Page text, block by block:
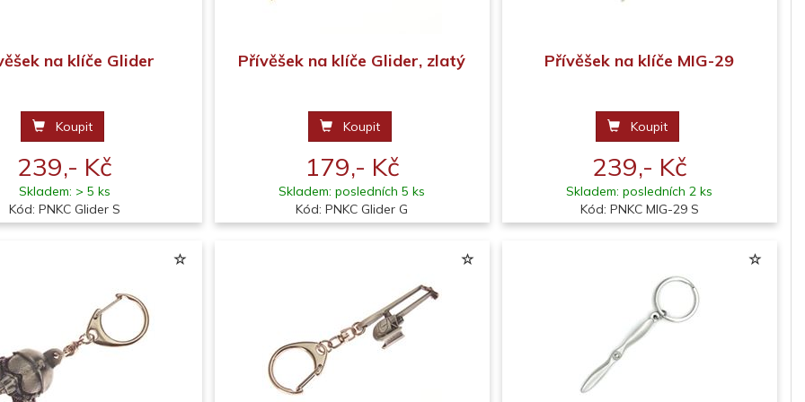
na klíče Glider
Koupit
239,- Kč
Skladem: > 5 ks
Kód: PNKC Glider S
Přívěšek na klíče Glider, zlatý
Koupit
179,- Kč
Skladem: posledních 5 ks
Kód: PNKC Glider G
Přívěšek na klíče MIG-29
Koupit
239,- Kč
Skladem: posledních 2 ks
Kód: PNKC MIG-29 S